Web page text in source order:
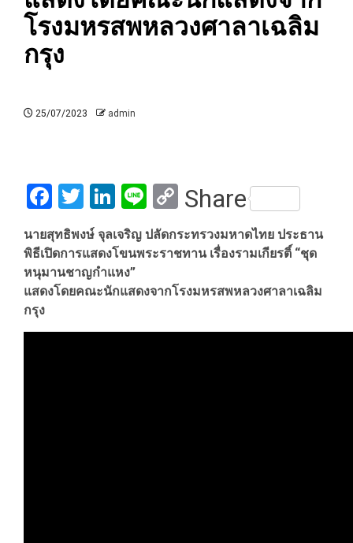
โรงมหรสพหลวงศาลาเฉลิม
กรุง
25/07/2023 admin
Facebook
Twitter
LinkedIn
LineCopy
Share
นายสุทธิพงษ์ จุลเจริญ ปลัดกระทรวงมหาดไทย ประธาน
พิธีเปิดการแสดงโขนพระราชทาน เรื่องรามเกียรติ์ “ชุด
หนุมานชาญกำแหง”
แสดงโดยคณะนักแสดงจากโรงมหรสพหลวงศาลาเฉลิม
กรุง